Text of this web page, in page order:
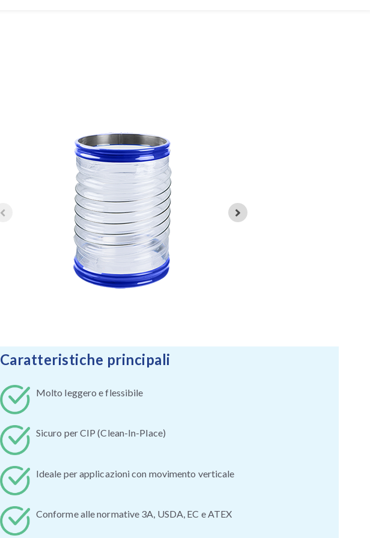
Caratteristiche principali
Molto leggero e flessibile
Sicuro per CIP (Clean-In-Place)
Ideale per applicazioni con movimento verticale
Conforme alle normative 3A, USDA, EC e ATEX